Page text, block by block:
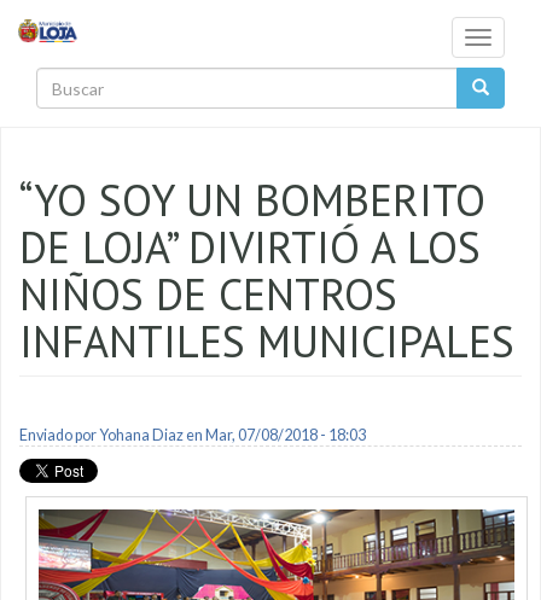
Toggle
“YO SOY UN BOMBERITO
DE LOJA” DIVIRTIÓ A LOS
NIÑOS DE CENTROS
INFANTILES MUNICIPALES
Enviado porYohana Diazen Mar, 07/08/2018 - 18:03